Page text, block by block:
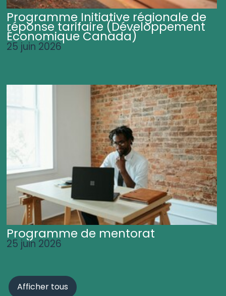
Programme Initiative régionale de
réponse tarifaire (Développement
Économique Canada)
25 juin 2026
Programme de mentorat
25 juin 2026
Afficher tous